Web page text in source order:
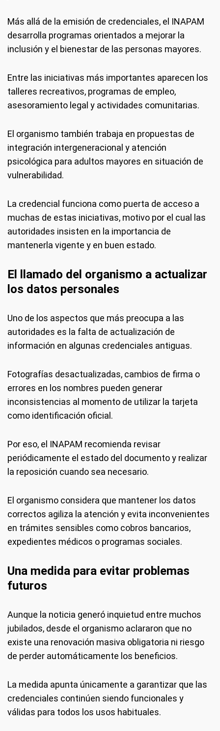
Más allá de la emisión de credenciales, el INAPAM
desarrolla programas orientados a mejorar la
inclusión y el bienestar de las personas mayores.
Entre las iniciativas más importantes aparecen los
talleres recreativos, programas de empleo,
asesoramiento legal y actividades comunitarias.
El organismo también trabaja en propuestas de
integración intergeneracional y atención
psicológica para adultos mayores en situación de
vulnerabilidad.
La credencial funciona como puerta de acceso a
muchas de estas iniciativas, motivo por el cual las
autoridades insisten en la importancia de
mantenerla vigente y en buen estado.
El llamado del organismo a actualizar
los datos personales
Uno de los aspectos que más preocupa a las
autoridades es la falta de actualización de
información en algunas credenciales antiguas.
Fotografías desactualizadas, cambios de firma o
errores en los nombres pueden generar
inconsistencias al momento de utilizar la tarjeta
como identificación oficial.
Por eso, el INAPAM recomienda revisar
periódicamente el estado del documento y realizar
la reposición cuando sea necesario.
El organismo considera que mantener los datos
correctos agiliza la atención y evita inconvenientes
en trámites sensibles como cobros bancarios,
expedientes médicos o programas sociales.
Una medida para evitar problemas
futuros
Aunque la noticia generó inquietud entre muchos
jubilados, desde el organismo aclararon que no
existe una renovación masiva obligatoria ni riesgo
de perder automáticamente los beneficios.
La medida apunta únicamente a garantizar que las
credenciales continúen siendo funcionales y
válidas para todos los usos habituales.